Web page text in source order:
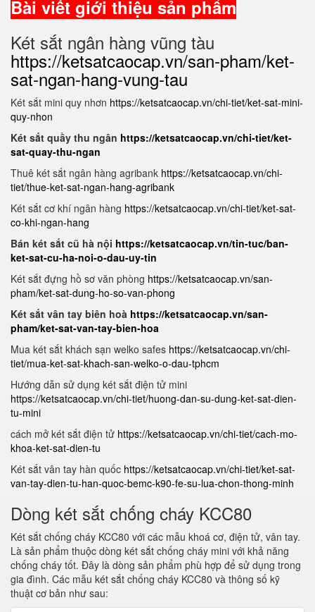
Bài viết giới thiệu sản phẩm
Két sắt ngân hàng vũng tàu
https://ketsatcaocap.vn/san-pham/ket-
sat-ngan-hang-vung-tau
Két sắt mini quy nhơn https://ketsatcaocap.vn/chi-tiet/ket-sat-mini-
quy-nhon
Két sắt quầy thu ngân https://ketsatcaocap.vn/chi-tiet/ket-
sat-quay-thu-ngan
Thuê két sắt ngân hàng agribank https://ketsatcaocap.vn/chi-
tiet/thue-ket-sat-ngan-hang-agribank
Két sắt cơ khí ngân hàng https://ketsatcaocap.vn/chi-tiet/ket-sat-
co-khi-ngan-hang
Bán két sắt cũ hà nội https://ketsatcaocap.vn/tin-tuc/ban-
ket-sat-cu-ha-noi-o-dau-uy-tin
Két sắt đựng hồ sơ văn phòng https://ketsatcaocap.vn/san-
pham/ket-sat-dung-ho-so-van-phong
Két sắt vân tay biên hoà https://ketsatcaocap.vn/san-
pham/ket-sat-van-tay-bien-hoa
Mua két sắt khách sạn welko safes https://ketsatcaocap.vn/chi-
tiet/mua-ket-sat-khach-san-welko-o-dau-tphcm
Hướng dẫn sử dụng két sắt điện tử mini
https://ketsatcaocap.vn/chi-tiet/huong-dan-su-dung-ket-sat-dien-
tu-mini
cách mở két sắt điện tử https://ketsatcaocap.vn/chi-tiet/cach-mo-
khoa-ket-sat-dien-tu
Két sắt vân tay hàn quốc https://ketsatcaocap.vn/chi-tiet/ket-sat-
van-tay-dien-tu-han-quoc-bemc-k90-fe-su-lua-chon-thong-minh
Dòng két sắt chống cháy KCC80
Két sắt chống cháy KCC80 với các mẫu khoá cơ, điện tử, vân tay.
Là sản phẩm thuộc dòng két sắt chống cháy mini với khả năng
chống cháy tốt. Đây là dòng sản phẩm phù hợp để sử dụng trong
gia đình. Các mẫu két sắt chống cháy KCC80 và thông số kỹ
thuật cơ bản như sau: